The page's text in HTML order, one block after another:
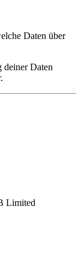
Daten über
deiner Daten
Limited